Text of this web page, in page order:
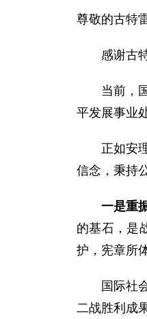
尊敬的古特
感谢古
当前，
平发展事业
正如安
信念，秉持
一是重
的基石，是
护，宪章所
国际社
二战胜利成